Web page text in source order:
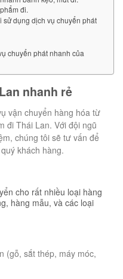
đi.
dụng dịch vụ chuyển phát
chuyển phát nhanh của
nhanh rẻ
vận chuyển hàng hóa từ
đi Thái Lan. Với đội ngũ
chúng tôi sẽ tư vấn để
khách hàng.
cho rất nhiều loại hàng
hàng mẫu, và các loại
(gỗ, sắt thép, máy móc,